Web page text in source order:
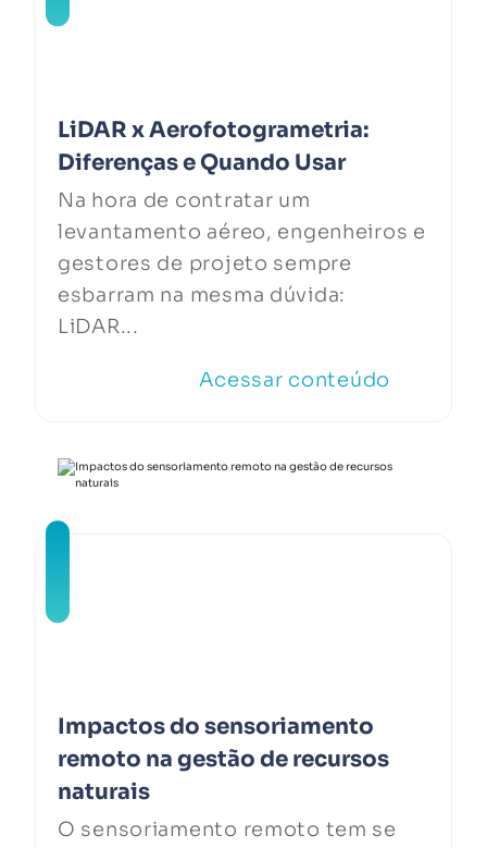
LiDAR x Aerofotogrametria:
Diferenças e Quando Usar
Na hora de contratar um
levantamento aéreo, engenheiros e
gestores de projeto sempre
esbarram na mesma dúvida:
LiDAR...
Acessar conteúdo
Impactos do sensoriamento
remoto na gestão de recursos
naturais
O sensoriamento remoto tem se